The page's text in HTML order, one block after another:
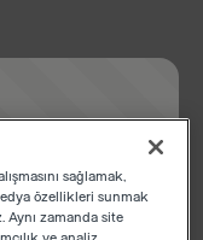
sağlamak,
özellikleri sunmak
zamanda site